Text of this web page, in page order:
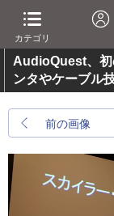
カテゴリ
AudioQuest、初
ンタやケーブル
前の画像